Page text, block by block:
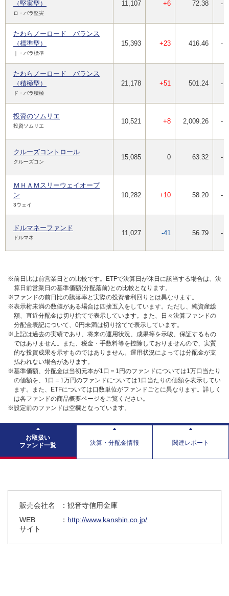
（堅実型）
ロ・バラ堅実
11,107 +6 72.38 -
たわらノーロード バランス
（標準型）
｜・バラ標準
15,393 +23 416.46 -
たわらノーロード バランス
（積極型）
ド・バラ積極
21,178 +51 501.24 -
投資のソムリエ
投資ソムリエ
10,521 +8 2,009.26 -
クルーズコントロール
クルーズコン
15,085 0 63.32 -
ＭＨＡＭスリーウェイオープ
ン
3ウェイ
10,282 +10 58.20 -
ドルマネーファンド
ドルマネ
11,027 -41 56.79 -
※前日比は前営業日との比較です。ETFで決算日が休日に該当する場合は、決
算日前営業日の基準価額(分配落前)との比較となります。
※ファンドの前日比の騰落率と実際の投資者利回りとは異なります。
※表示桁未満の数値がある場合は四捨五入をしています。ただし、純資産総
額、直近分配金は切り捨てで表示しています。また、日々決算ファンドの
分配金表記について、0円未満は切り捨てで表示しています。
※上記は過去の実績であり、将来の運用状況、成果等を示唆、保証するもの
ではありません。また、税金・手数料等を控除しておりませんので、実質
的な投資成果を示すものではありません。運用状況によっては分配金が支
払われない場合があります。
※基準価額、分配金は当初元本が1口＝1円のファンドについては1万口当たり
の価額を、1口＝1万円のファンドについては1口当たりの価額を表示してい
ます。また、ETFについては口数単位がファンドごとに異なります。詳しく
は各ファンドの商品概要ページをご覧ください。
※設定前のファンドは空欄となっています。
お取扱い
ファンド一覧
決算・分配金情報 関連レポート
販売会社名
：観音寺信用金庫
WEB
サイト
： http://www.kanshin.co.jp/